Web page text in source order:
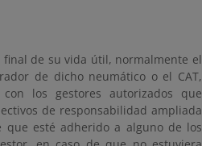
de su vida útil, normalmente el
de dicho neumático o el CAT,
los gestores autorizados que
de responsabilidad ampliada
esté adherido a alguno de los